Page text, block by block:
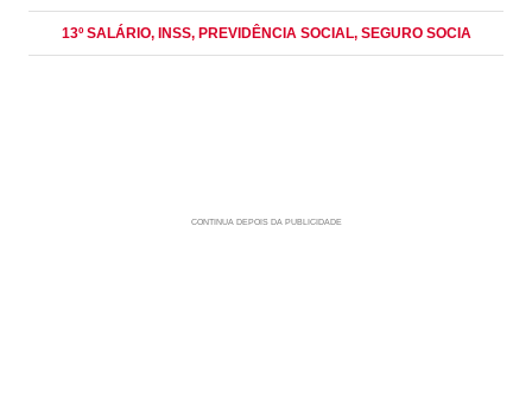
13º SALÁRIO, INSS, PREVIDÊNCIA SOCIAL, SEGURO SOCIA